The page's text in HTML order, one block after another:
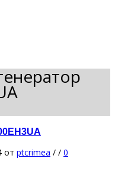
от ptcrimea / / 0